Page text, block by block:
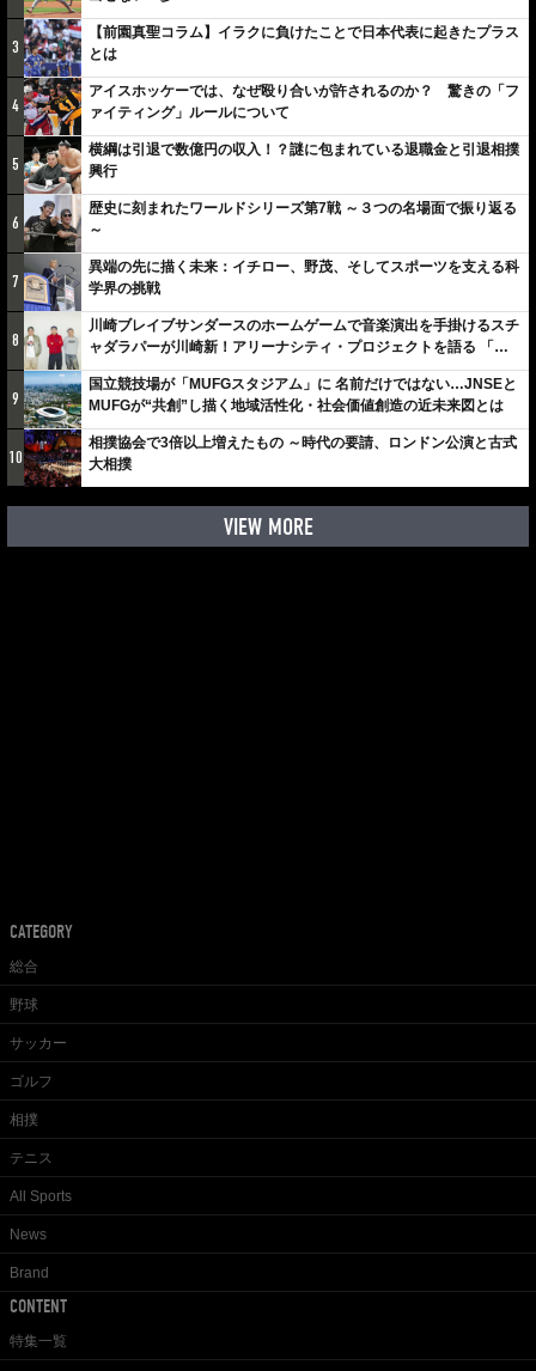
3
【前園真聖コラム】イラクに負けたことで日本代表に起きたプラス
とは
4
アイスホッケーでは、なぜ殴り合いが許されるのか？ 驚きの「フ
ァイティング」ルールについて
5
横綱は引退で数億円の収入！？謎に包まれている退職金と引退相撲
興行
6
歴史に刻まれたワールドシリーズ第7戦 ～３つの名場面で振り返る
～
7
異端の先に描く未来：イチロー、野茂、そしてスポーツを支える科
学界の挑戦
8
川崎ブレイブサンダースのホームゲームで音楽演出を手掛けるスチ
ャダラパーが川崎新！アリーナシティ・プロジェクトを語る 「楽
しみでしかないでしょ。川崎は、ずっと成長曲線だから」
9
国立競技場が「MUFGスタジアム」に 名前だけではない…JNSEと
MUFGが“共創”し描く地域活性化・社会価値創造の近未来図とは
10
相撲協会で3倍以上増えたもの ～時代の要請、ロンドン公演と古式
大相撲
VIEW MORE
CATEGORY
総合
野球
サッカー
ゴルフ
相撲
テニス
All Sports
News
Brand
CONTENT
特集一覧